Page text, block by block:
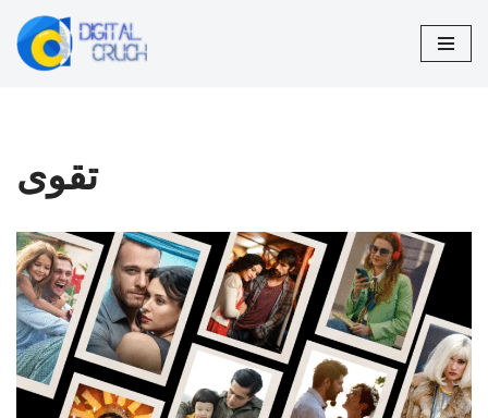
تخطى
تقوى